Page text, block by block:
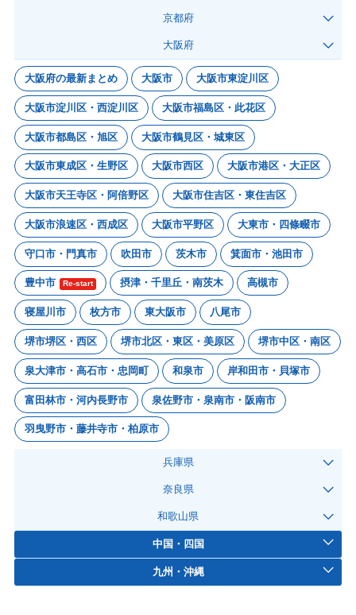
京都府
大阪府
大阪府の最新まとめ 大阪市 大阪市東淀川区
大阪市淀川区・西淀川区 大阪市福島区・此花区
大阪市都島区・旭区 大阪市鶴見区・城東区
大阪市東成区・生野区 大阪市西区 大阪市港区・大正区
大阪市天王寺区・阿倍野区 大阪市住吉区・東住吉区
大阪市浪速区・西成区 大阪市平野区 大東市・四條畷市
守口市・門真市 吹田市 茨木市 箕面市・池田市
豊中市 Re-start 摂津・千里丘・南茨木 高槻市
寝屋川市 枚方市 東大阪市 八尾市
堺市堺区・西区 堺市北区・東区・美原区 堺市中区・南区
泉大津市・高石市・忠岡町 和泉市 岸和田市・貝塚市
富田林市・河内長野市 泉佐野市・泉南市・阪南市
羽曳野市・藤井寺市・柏原市
兵庫県
奈良県
和歌山県
中国・四国
九州・沖縄